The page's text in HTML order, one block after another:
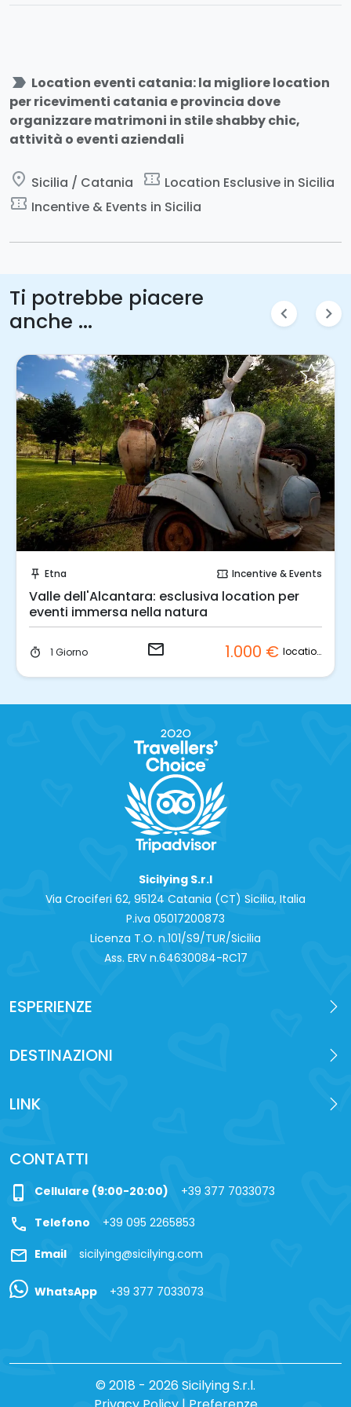
Ogni evento da voi richiesto, verrà personalizzato nei
label_important Location eventi catania: la migliore location
per ricevimenti catania e provincia dove
organizzare matrimoni in stile shabby chic,
attività o eventi aziendali
place Sicilia / Catania confirmation_number Location Esclusive in Sicilia
confirmation_number Incentive & Events in Sicilia
Ti potrebbe piacere
anche ...
chevron_left chevron_right
push_pin Etna confirmation_number Incentive & Events
Valle dell'Alcantara: esclusiva location per
eventi immersa nella natura
timer 1 Giorno email 1.000 € location
Sicilying S.r.l
Via Crociferi 62, 95124 Catania (CT) Sicilia, Italia
P.iva 0‍5017200873
Licenza T.O. n.101/S9/TUR/Sicilia
Ass. ERV n.64630084-RC17
ESPERIENZE
DESTINAZIONI
LINK
CONTATTI
phone_iphone Cellulare (9:00-20:00) +39 377 7033073
call Telefono +39 095 2265853
mail Email sicilying@sicilying.com
WhatsApp +39 377 7033073
© 2018 - 2026 Sicilying S.r.l.